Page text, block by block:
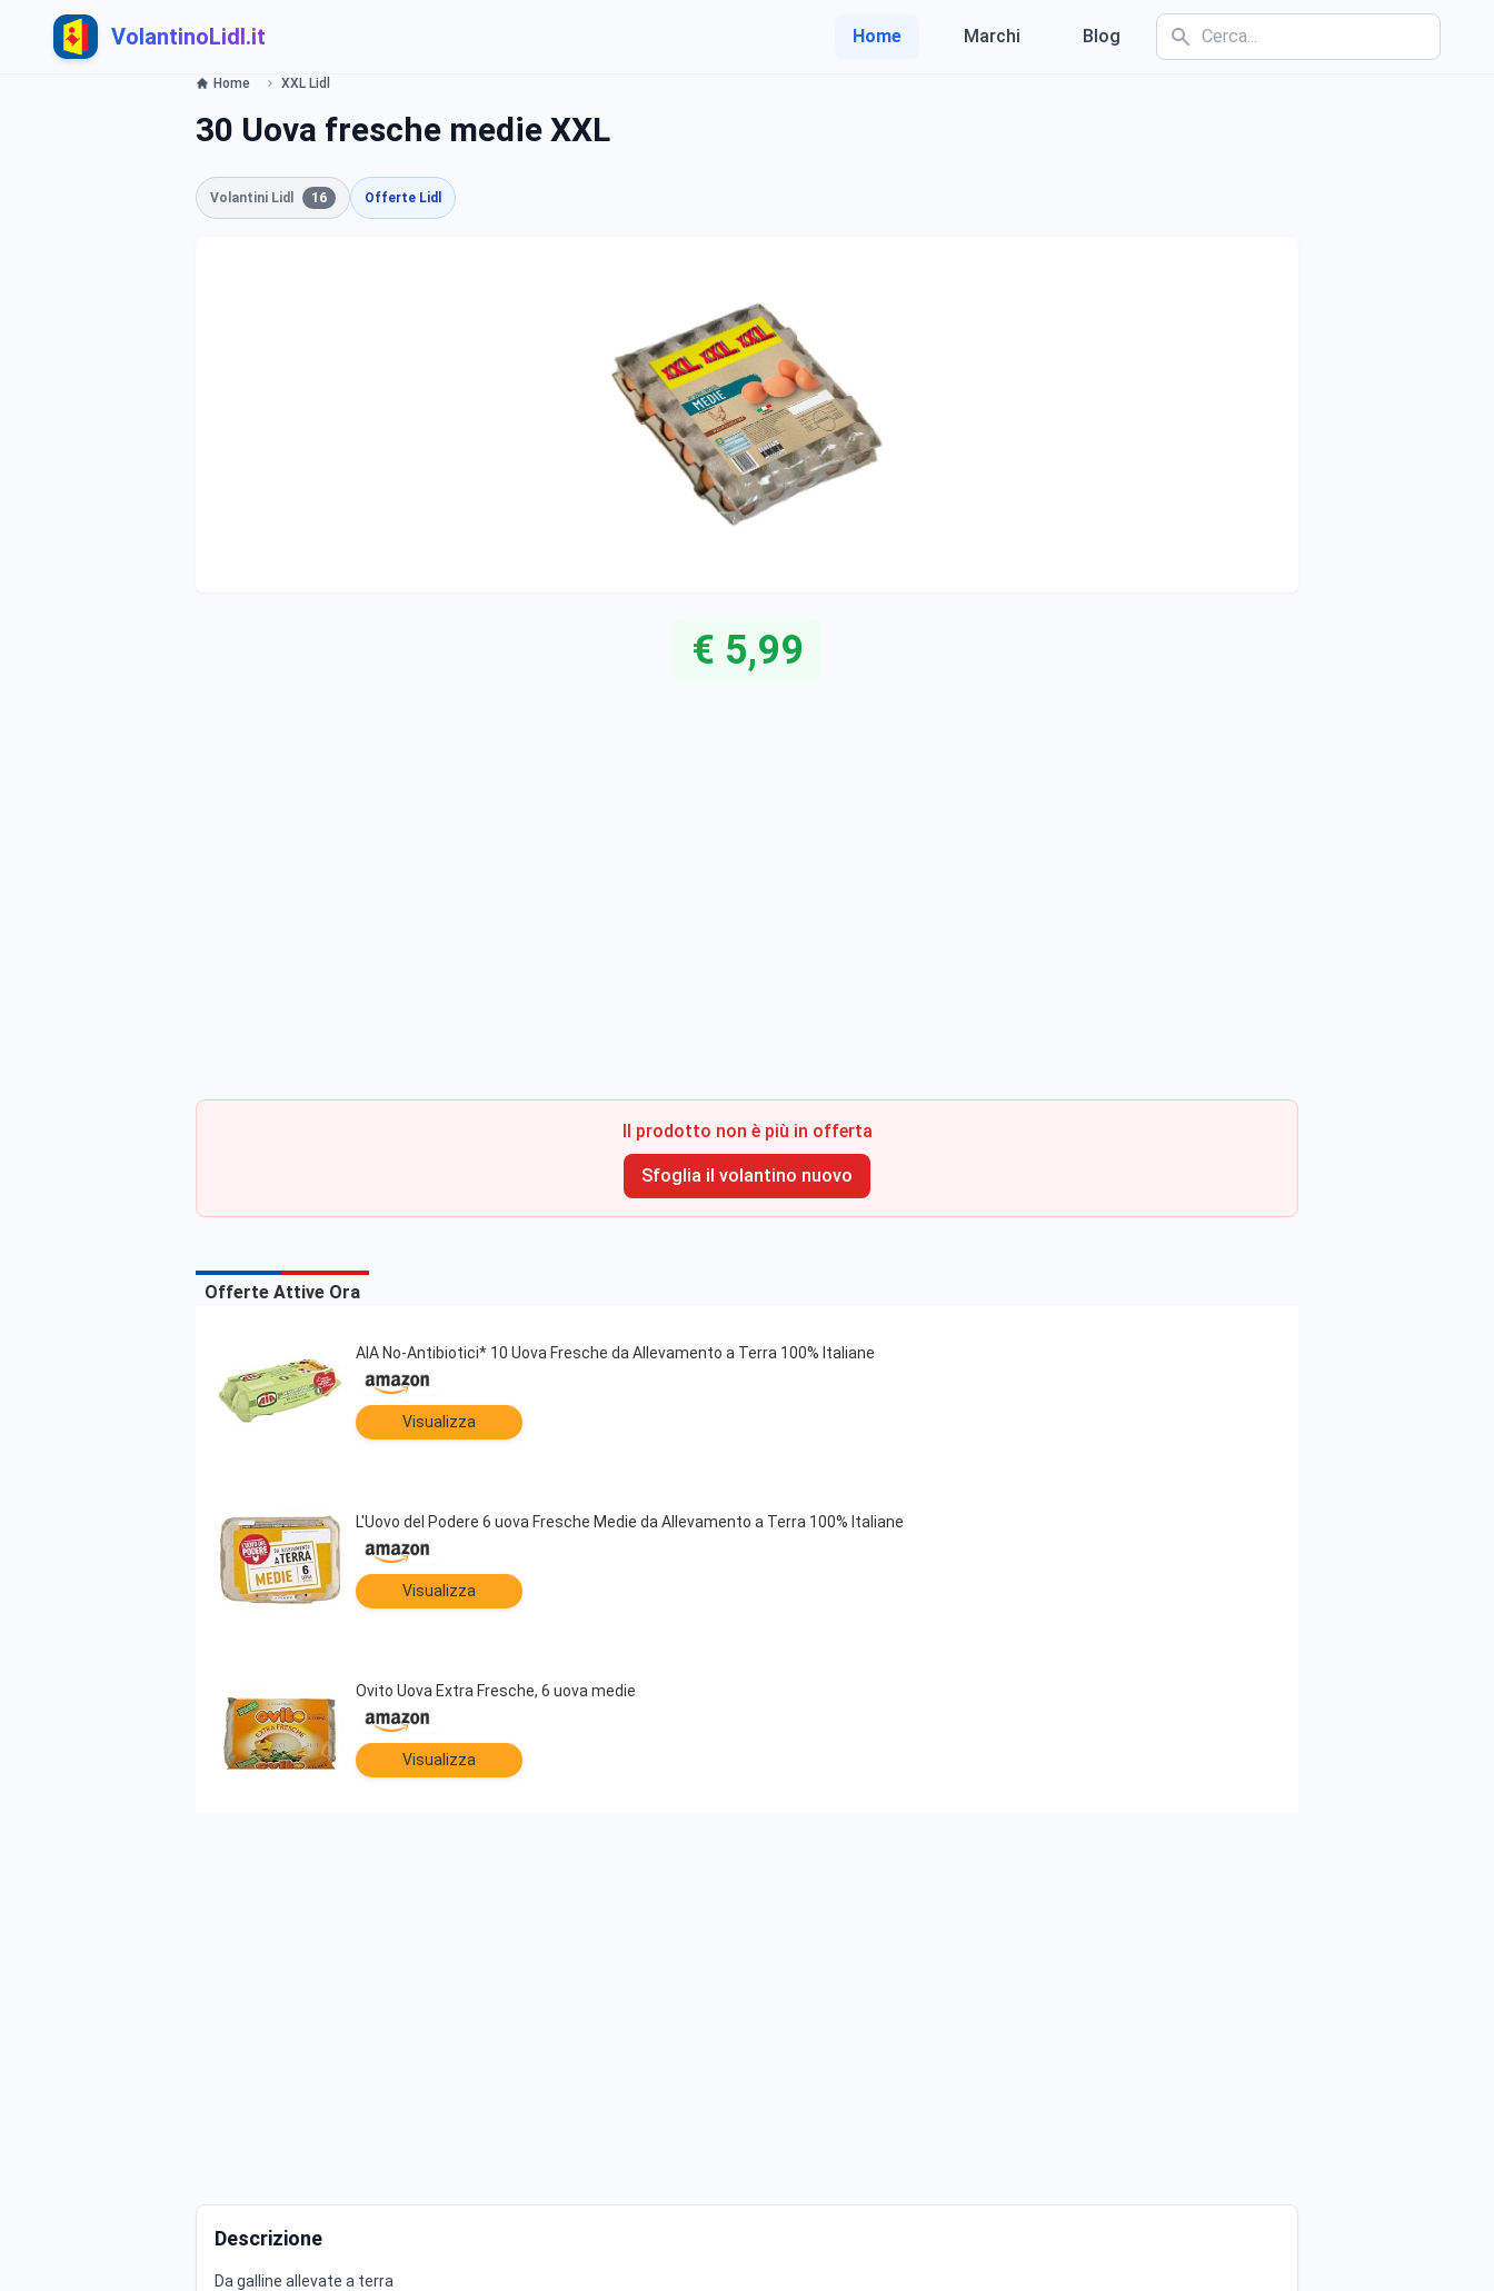
VolantinoLidl.it Home Marchi Blog
Home XXL Lidl
30 Uova fresche medie XXL
Volantini Lidl 16 Offerte Lidl
€ 5,99
Il prodotto non è più in offerta
Sfoglia il volantino nuovo
Offerte Attive Ora
AIA No-Antibiotici* 10 Uova Fresche da Allevamento a Terra 100% Italiane
Visualizza
L'Uovo del Podere 6 uova Fresche Medie da Allevamento a Terra 100% Italiane
Visualizza
Ovito Uova Extra Fresche, 6 uova medie
Visualizza
Descrizione
Da galline allevate a terra